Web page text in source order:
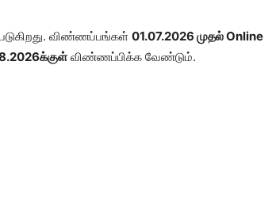
விண்ணப்பங்கள் 01.07.2026 முதல் Online
விண்ணப்பிக்க வேண்டும்.